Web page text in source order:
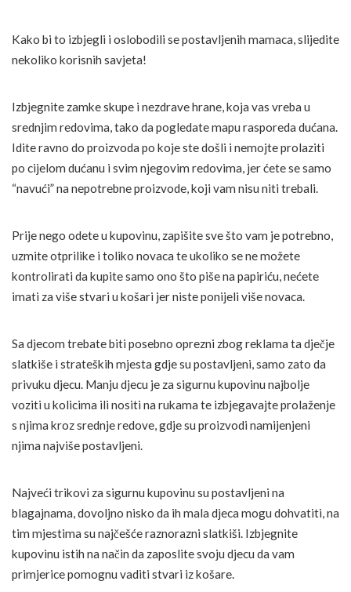
Kako bi to izbjegli i oslobodili se postavljenih mamaca, slijedite
nekoliko korisnih savjeta!
Izbjegnite zamke skupe i nezdrave hrane, koja vas vreba u
srednjim redovima, tako da pogledate mapu rasporeda dućana.
Idite ravno do proizvoda po koje ste došli i nemojte prolaziti
po cijelom dućanu i svim njegovim redovima, jer ćete se samo
“navući” na nepotrebne proizvode, koji vam nisu niti trebali.
Prije nego odete u kupovinu, zapišite sve što vam je potrebno,
uzmite otprilike i toliko novaca te ukoliko se ne možete
kontrolirati da kupite samo ono što piše na papiriću, nećete
imati za više stvari u košari jer niste ponijeli više novaca.
Sa djecom trebate biti posebno oprezni zbog reklama ta dječje
slatkiše i strateških mjesta gdje su postavljeni, samo zato da
privuku djecu. Manju djecu je za sigurnu kupovinu najbolje
voziti u kolicima ili nositi na rukama te izbjegavajte prolaženje
s njima kroz srednje redove, gdje su proizvodi namijenjeni
njima najviše postavljeni.
Najveći trikovi za sigurnu kupovinu su postavljeni na
blagajnama, dovoljno nisko da ih mala djeca mogu dohvatiti, na
tim mjestima su najčešće raznorazni slatkiši. Izbjegnite
kupovinu istih na način da zaposlite svoju djecu da vam
primjerice pomognu vaditi stvari iz košare.